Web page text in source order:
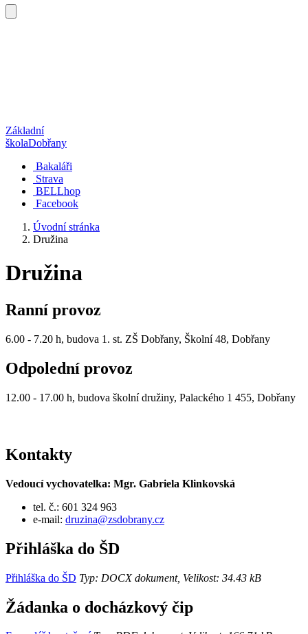
Základní
školaDobřany
Bakaláři
Strava
BELLhop
Facebook
Úvodní stránka
Družina
Družina
Ranní provoz
6.00 - 7.20 h, budova 1. st. ZŠ Dobřany, Školní 48, Dobřany
Odpolední provoz
12.00 - 17.00 h, budova školní družiny, Palackého 1 455, Dobřany
Kontakty
Vedoucí vychovatelka: Mgr. Gabriela Klinkovská
tel. č.: 601 324 963
e-mail: druzina@zsdobrany.cz
Přihláška do ŠD
Přihláška do ŠD Typ: DOCX dokument, Velikost: 34.43 kB
Žádanka o docházkový čip